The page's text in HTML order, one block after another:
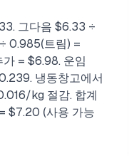
그다음 $6.33 ÷
0.985(트림) =
= $6.98. 운임
냉동창고에서
kg 절감. 합계
$7.20 (사용 가능